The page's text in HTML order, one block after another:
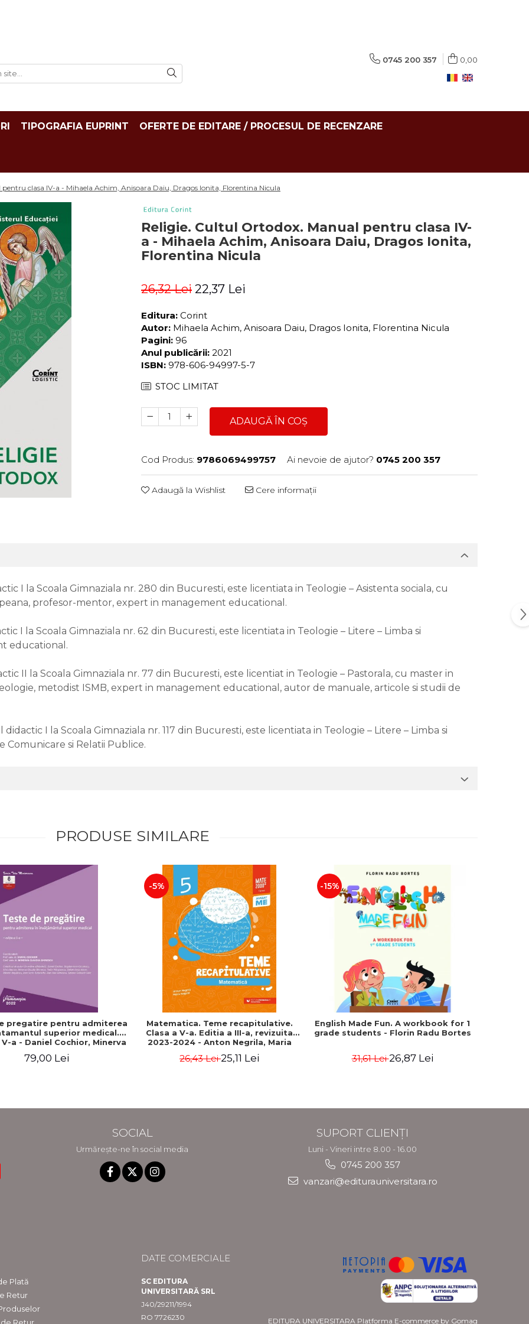
0745 200 357 0,00
TIPOGRAFIA EUPRINT OFERTE DE EDITARE / PROCESUL DE RECENZARE
clasa IV-a - Mihaela Achim, Anisoara Daiu, Dragos Ionita, Florentina Nicula
Religie. Cultul Ortodox. Manual pentru clasa IV-
a - Mihaela Achim, Anisoara Daiu, Dragos Ionita,
Florentina Nicula
26,32 Lei 22,37 Lei
Editura: Corint
Autor: Mihaela Achim, Anisoara Daiu, Dragos Ionita, Florentina Nicula
Pagini: 96
Anul publicării: 2021
ISBN: 978-606-94997-5-7
STOC LIMITAT
ADAUGĂ ÎN COȘ
Cod Produs: 9786069499757 Ai nevoie de ajutor? 0745 200 357
Adaugă la Wishlist Cere informații
I la Scoala Gimnaziala nr. 280 din Bucuresti, este licentiata in Teologie – Asistenta sociala, cu
profesor-mentor, expert in management educational.
I la Scoala Gimnaziala nr. 62 din Bucuresti, este licentiata in Teologie – Litere – Limba si
educational.
II la Scoala Gimnaziala nr. 77 din Bucuresti, este licentiat in Teologie – Pastorala, cu master in
metodist ISMB, expert in management educational, autor de manuale, articole si studii de
I la Scoala Gimnaziala nr. 117 din Bucuresti, este licentiata in Teologie – Litere – Limba si
Comunicare si Relatii Publice.
PRODUSE SIMILARE
pregatire pentru admiterea
superior medical.
a - Daniel Cochior, Minerva
79,00 Lei
-5%
Matematica. Teme recapitulative.
Clasa a V-a. Editia a III-a, revizuita
2023-2024 - Anton Negrila, Maria
26,43 Lei25,11 Lei
-15%
English Made Fun. A workbook for 1
grade students - Florin Radu Bortes
31,61 Lei26,87 Lei
SOCIAL
Urmărește-ne în social media
SUPORT CLIENȚI
Luni - Vineri intre 8.00 - 16.00
0745 200 357
vanzari@editurauniversitara.ro
Plată
Retur
DATE COMERCIALE
SC EDITURA
UNIVERSITARĂ SRL
J40/29211/1994
RO 7726230
EDITURA UNIVERSITARA Platforma E-commerce by Gomag